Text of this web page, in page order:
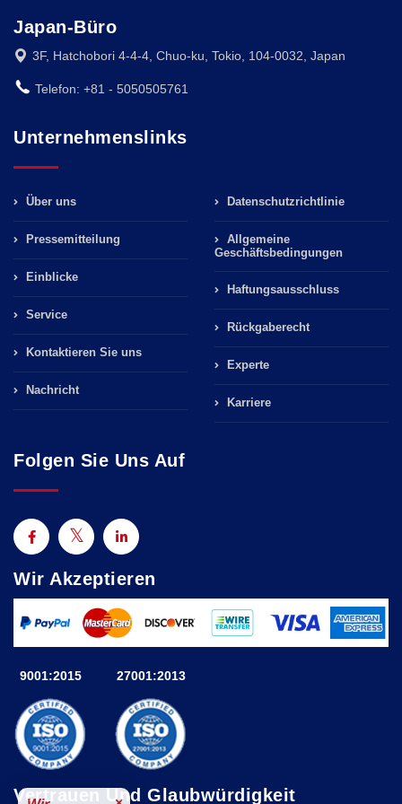
Japan-Büro
3F, Hatchobori 4-4-4, Chuo-ku, Tokio, 104-0032, Japan
Telefon: +81 - 5050505761
Unternehmenslinks
Über uns
Pressemitteilung
Einblicke
Service
Kontaktieren Sie uns
Nachricht
Datenschutzrichtlinie
Allgemeine
Geschäftsbedingungen
Haftungsausschluss
Rückgaberecht
Experte
Karriere
Folgen Sie Uns Auf
Wir Akzeptieren
9001:2015 27001:2013
Vertrauen Und Glaubwürdigkeit